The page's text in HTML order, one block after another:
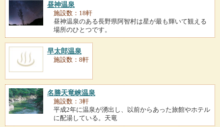
昼神温泉
施設数：18軒
昼神温泉のある長野県阿智村は星が最も輝いて観える
場所のひとつです。
早太郎温泉
施設数：8軒
名勝天竜峡温泉
施設数：3軒
平成2年に温泉が湧出し、以前からあった旅館やホテル
に配湯している。天竜